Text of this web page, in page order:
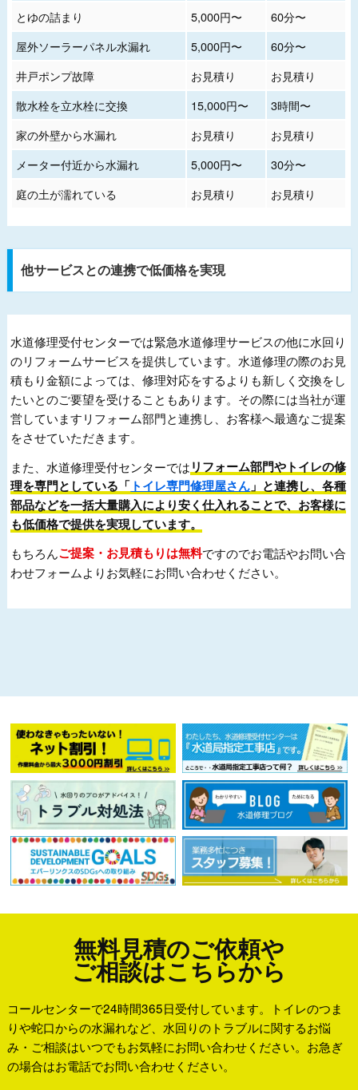
とゆの詰まり
5,000円〜
60分〜
屋外ソーラーパネル水漏れ
5,000円〜
60分〜
井戸ポンプ故障
お見積り
お見積り
散水栓を立水栓に交換
15,000円〜
3時間〜
家の外壁から水漏れ
お見積り
お見積り
メーター付近から水漏れ
5,000円〜
30分〜
庭の土が濡れている
お見積り お見積り
他サービスとの連携で低価格を実現
水道修理受付センターでは緊急水道修理サービスの他に水回り
のリフォームサービスを提供しています。水道修理の際のお見
積もり金額によっては、修理対応をするよりも新しく交換をし
たいとのご要望を受けることもあります。その際には当社が運
営していますリフォーム部門と連携し、お客様へ最適なご提案
をさせていただきます。
また、水道修理受付センターではリフォーム部門やトイレの修
理を専門としている「 トイレ専門修理屋さん 」と連携し、各種
部品などを一括大量購入により安く仕入れることで、お客様に
も低価格で提供を実現しています。
もちろんご提案・お見積もりは無料ですのでお電話やお問い合
わせフォームよりお気軽にお問い合わせください。
無料見積のご依頼や
ご相談はこちらから
コールセンターで24時間365日受付しています。トイレのつま
りや蛇口からの水漏れなど、水回りのトラブルに関するお悩
み・ご相談はいつでもお気軽にお問い合わせください。お急ぎ
の場合はお電話でお問い合わせください。